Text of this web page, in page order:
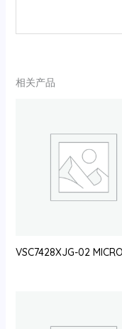
相关产品
VSC7428XJG-02